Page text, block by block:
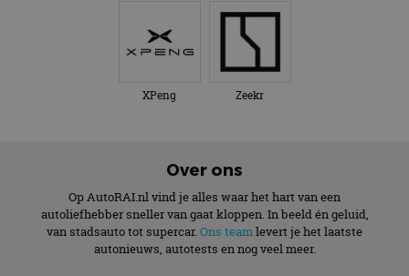
XPeng Zeekr
Over ons
Op AutoRAI.nl vind je alles waar het hart van een
autoliefhebber sneller van gaat kloppen. In beeld én geluid,
van stadsauto tot supercar. Ons team levert je het laatste
autonieuws, autotests en nog veel meer.